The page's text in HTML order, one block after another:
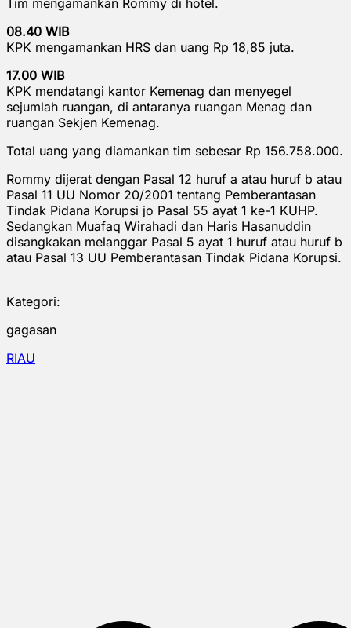
08.40 WIB
KPK mengamankan HRS dan uang Rp 18,85 juta.
17.00 WIB
KPK mendatangi kantor Kemenag dan menyegel
sejumlah ruangan, di antaranya ruangan Menag dan
ruangan Sekjen Kemenag.
Total uang yang diamankan tim sebesar Rp 156.758.000.
Rommy dijerat dengan Pasal 12 huruf a atau huruf b atau
Pasal 11 UU Nomor 20/2001 tentang Pemberantasan
Tindak Pidana Korupsi jo Pasal 55 ayat 1 ke-1 KUHP.
Sedangkan Muafaq Wirahadi dan Haris Hasanuddin
disangkakan melanggar Pasal 5 ayat 1 huruf atau huruf b
atau Pasal 13 UU Pemberantasan Tindak Pidana Korupsi.
Kategori:
gagasan
RIAU